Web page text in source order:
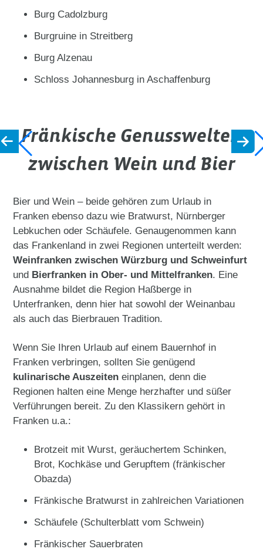
Burg Cadolzburg
Burgruine in Streitberg
Burg Alzenau
Schloss Johannesburg in Aschaffenburg
Fränkische Genusswelten
zwischen Wein und Bier
Bier und Wein – beide gehören zum Urlaub in
Franken ebenso dazu wie Bratwurst, Nürnberger
Lebkuchen oder Schäufele. Genaugenommen kann
das Frankenland in zwei Regionen unterteilt werden:
Weinfranken zwischen Würzburg und Schweinfurt
und Bierfranken in Ober- und Mittelfranken. Eine
Ausnahme bildet die Region Haßberge in
Unterfranken, denn hier hat sowohl der Weinanbau
als auch das Bierbrauen Tradition.
Wenn Sie Ihren Urlaub auf einem Bauernhof in
Franken verbringen, sollten Sie genügend
kulinarische Auszeiten einplanen, denn die
Regionen halten eine Menge herzhafter und süßer
Verführungen bereit. Zu den Klassikern gehört in
Franken u.a.:
Brotzeit mit Wurst, geräuchertem Schinken,
Brot, Kochkäse und Gerupftem (fränkischer
Obazda)
Fränkische Bratwurst in zahlreichen Variationen
Schäufele (Schulterblatt vom Schwein)
Fränkischer Sauerbraten